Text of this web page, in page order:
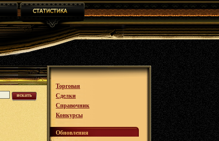
искать
Торговая
Сделки
Справочник
Конкурсы
Обновления